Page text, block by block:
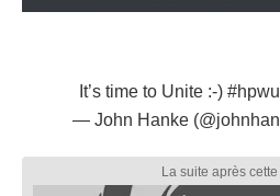
It’s time to Unite :-) #hpwu
— John Hanke